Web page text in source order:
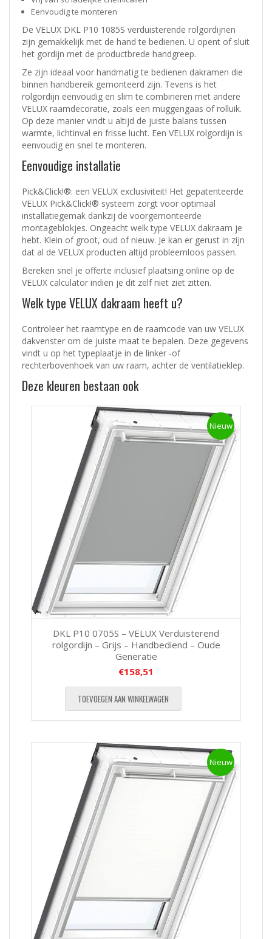
Eenvoudig te monteren
De VELUX DKL P10 1085S verduisterende rolgordijnen
zijn gemakkelijk met de hand te bedienen. U opent of sluit
het gordijn met de productbrede handgreep.
Ze zijn ideaal voor handmatig te bedienen dakramen die
binnen handbereik gemonteerd zijn. Tevens is het
rolgordijn eenvoudig en slim te combineren met andere
VELUX raamdecoratie, zoals een muggengaas of rolluik.
Op deze manier vindt u altijd de juiste balans tussen
warmte, lichtinval en frisse lucht. Een VELUX rolgordijn is
eenvoudig en snel te monteren.
Eenvoudige installatie
Pick&Click!®: een VELUX exclusiviteit! Het gepatenteerde
VELUX Pick&Click!® systeem zorgt voor optimaal
installatiegemak dankzij de voorgemonteerde
montageblokjes. Ongeacht welk type VELUX dakraam je
hebt. Klein of groot, oud of nieuw. Je kan er gerust in zijn
dat al de VELUX producten altijd probleemloos passen.
Bereken snel je offerte inclusief plaatsing online op de
VELUX calculator indien je dit zelf niet ziet zitten.
Welk type VELUX dakraam heeft u?
Controleer het raamtype en de raamcode van uw VELUX
dakvenster om de juiste maat te bepalen. Deze gegevens
vindt u op het typeplaatje in de linker -of
rechterbovenhoek van uw raam, achter de ventilatieklep.
Deze kleuren bestaan ook
Nieuw
DKL P10 0705S – VELUX Verduisterend
rolgordijn – Grijs – Handbediend – Oude
Generatie
€158,51
TOEVOEGEN AAN WINKELWAGEN
Nieuw